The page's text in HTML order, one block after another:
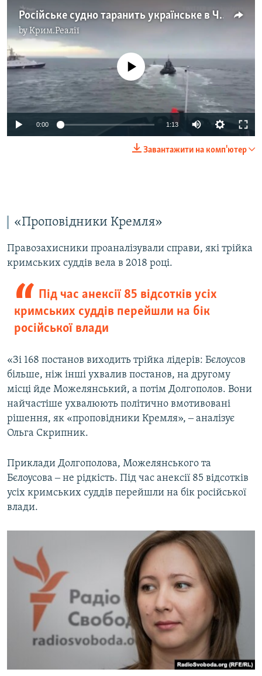
Російське судно таранить українське в Чорному морі (відео)
byКрим.Реалії
No media source currently available
0:00 1:13
Завантажити на комп'ютер
«Проповідники Кремля»
Правозахисники проаналізували справи, які трійка
кримських суддів вела в 2018 році.
Під час анексії 85 відсотків усіх
кримських суддів перейшли на бік
російської влади
«Зі 168 постанов виходить трійка лідерів: Бєлоусов
більше, ніж інші ухвалив постанов, на другому
місці йде Можелянський, а потім Долгополов. Вони
найчастіше ухвалюють політично вмотивовані
рішення, як «проповідники Кремля», ‒ аналізує
Ольга Скрипник.
Приклади Долгополова, Можелянського та
Бєлоусова ‒ не рідкість. Під час анексії 85 відсотків
усіх кримських суддів перейшли на бік російської
влади.